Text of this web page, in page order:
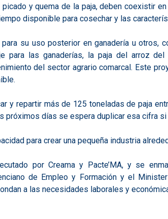
y quema de la paja, deben coexistir
disponible para cosechar y las
su uso posterior en ganadería u otros,
para las ganaderías, la paja del arroz
del sector agrario comarcal. Este
y repartir más de 125 toneladas de paja
próximos días se espera duplicar esa cifra
para crear una pequeña industria
por Creama y Pacte’MA, y se
de Empleo y Formación y el
a las necesidades laborales y